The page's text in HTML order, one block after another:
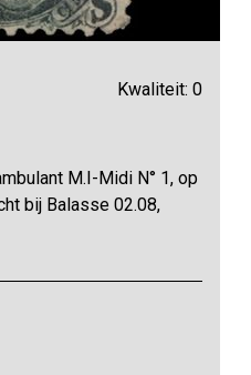
Kwaliteit: 0
M.I-Midi N° 1, op
bij Balasse 02.08,